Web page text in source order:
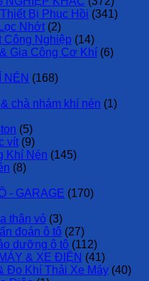
Bị Phục Hồi (341)
Nhớt (2)
Công Nghiệp (14)
Gia Công Cơ Khí (6)
NÉN (168)
chà nhám khí nén (1)
(5)
vít (9)
Khí Nén (145)
(8)
- GARAGE (170)
thân vỏ (3)
đoán ô tô (27)
dưỡng ô tô (112)
& XE ĐIỆN (41)
Đo Khí Thải Xe Máy (40)